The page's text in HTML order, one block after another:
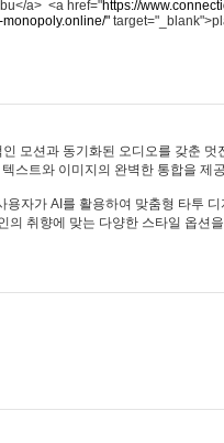
a> <a href="https://
monopoly.online/"
모션과 동기화된 오디오를 갖춘 멋
스트와 이미지의 완벽한 통합을 제
용자가 AI를 활용하여 맞춤형 타투
의 취향에 맞는 다양한 스타일 옵션